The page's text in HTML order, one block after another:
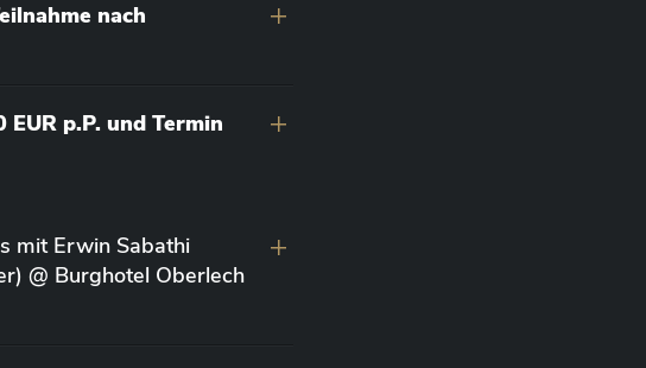
nach
p.P. und Termin
mit Erwin Sabathi
@ Burghotel Oberlech